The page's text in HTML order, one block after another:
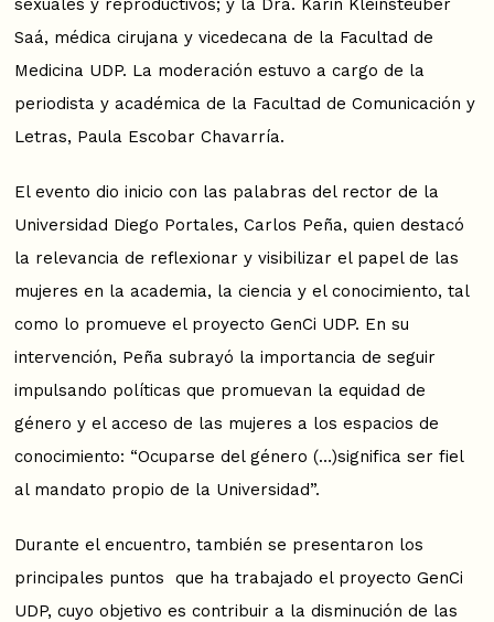
sexuales y reproductivos; y la Dra. Karin Kleinsteuber
Saá, médica cirujana y vicedecana de la Facultad de
Medicina UDP. La moderación estuvo a cargo de la
periodista y académica de la Facultad de Comunicación y
Letras, Paula Escobar Chavarría.
El evento dio inicio con las palabras del rector de la
Universidad Diego Portales, Carlos Peña, quien destacó
la relevancia de reflexionar y visibilizar el papel de las
mujeres en la academia, la ciencia y el conocimiento, tal
como lo promueve el proyecto GenCi UDP. En su
intervención, Peña subrayó la importancia de seguir
impulsando políticas que promuevan la equidad de
género y el acceso de las mujeres a los espacios de
conocimiento: “Ocuparse del género (…)significa ser fiel
al mandato propio de la Universidad”.
Durante el encuentro, también se presentaron los
principales puntos que ha trabajado el proyecto GenCi
UDP, cuyo objetivo es contribuir a la disminución de las